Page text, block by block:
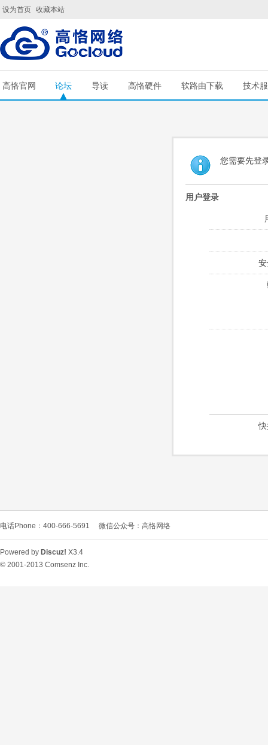
设为首页 收藏本站
高恪官网 论坛 导读 高恪硬件 软路由下载 技术
您需要先登
用户登录
电话Phone：400-666-5691 微信公众号：高恪网络
Powered by Discuz! X3.4
© 2001-2013 Comsenz Inc.